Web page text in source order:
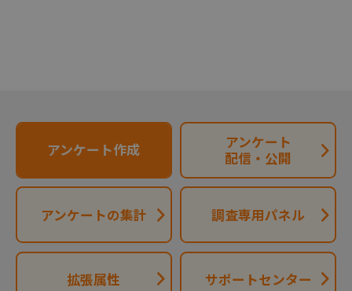
アンケート作成
アンケート
配信・公開
アンケートの集計 調査専用パネル
拡張属性 サポートセンター